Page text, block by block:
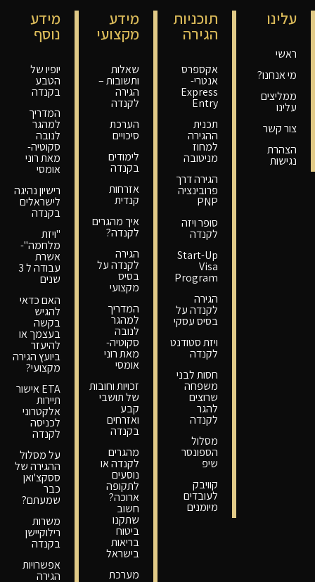
עלינו
ראשי
מי אנחנו?
ממליצים
עלינו
צור קשר
הצהרת
נגישות
תוכניות
הגירה
אקספרס
אנטרי-
Express
Entry
תכנית
ההגירה
למחוז
מניטובה
הגירה דרך
פרובינציה
PNP
סופר ויזה
לקנדה
Start-Up
Visa
Program
הגירה
לקנדה על
בסיס עסקי
ויזת סטודנט
לקנדה
חסות לבני
משפחה
שרוצים
להגר
לקנדה
מסלול
הספונסר
שיפ
קוויבק
לעובדים
מיומנים
מידע
מקצועי
שאלות
ותשובות –
הגירה
לקנדה
הערכת
סיכויים
לימודים
בקנדה
אזרחות
קנדית
איך מהגרים
לקנדה?
הגירה
לקנדה על
בסיס
מקצועי
המדריך
למהגר
לנובה
סקוטיה-
מאת רוני
אומסי
זכויות וחובות
של תושבי
קבע
ואזרחים
בקנדה
מהגרים
לקנדה או
נוסעים
לתקופה
ארוכה?
חשוב
שתקנו
ביטוח
בריאות
בישראל
מערכת
מידע
נוסף
יופיו של
הטבע
בקנדה
המדריך
למהגר
לנובה
סקוטיה-
מאת רוני
אומסי
רישיון נהיגה
לישראלים
בקנדה
"ויזת
מלחמה"-
אשרת
עבודה ל 3
שנים
האם כדאי
להגיש
בקשה
בעצמך או
להיעזר
ביועץ הגירה
מקצועי?
ETA אישור
תיירות
אלקטרוני
לכניסה
לקנדה
על מסלול
ההגירה של
ססקצ'ואן
כבר
שמעתם?
משרות
רילוקיישן
בקנדה
אפשרויות
הגירה